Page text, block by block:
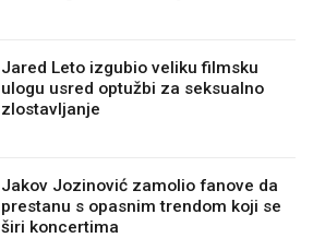
Jared Leto izgubio veliku filmsku
ulogu usred optužbi za seksualno
zlostavljanje
Jakov Jozinović zamolio fanove da
prestanu s opasnim trendom koji se
širi koncertima